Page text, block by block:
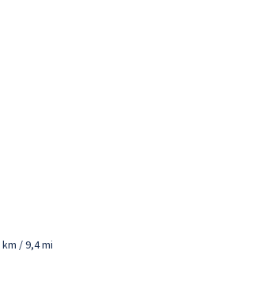
km / 9,4 mi